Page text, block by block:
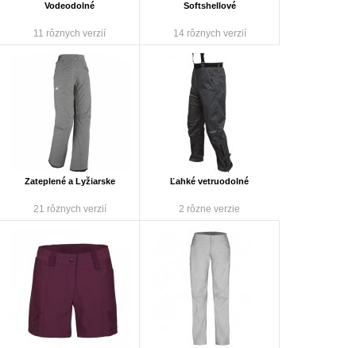
Vodeodolné
11 rôznych verzií
Softshellové
14 rôznych verzií
Zateplené a Lyžiarske
21 rôznych verzií
Ľahké vetruodolné
2 rôzne verzie